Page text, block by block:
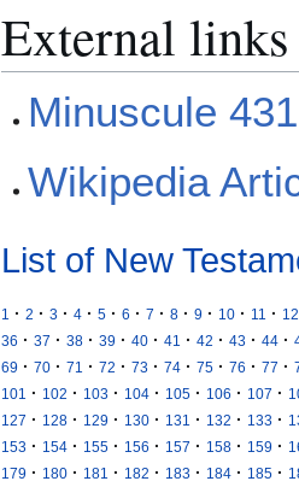
External links
Minuscule 431
Wikipedia
List of New
1 · 2 · 3 · 4 · 5 · 6 · 7 · 8 · 9 · 10 · 11 · 12
36 · 37 · 38 · 39 · 40 · 41 · 42 · 43 · 44 ·
69 · 70 · 71 · 72 · 73 · 74 · 75 · 76 · 77 ·
101
· 102 · 103 · 104 · 105 · 106 · 107 ·
127 · 128 · 129 · 130 · 131 · 132 · 133 ·
153 · 154 · 155 · 156 · 157 · 158 · 159 ·
179 · 180 · 181 · 182 · 183 · 184 · 185 ·